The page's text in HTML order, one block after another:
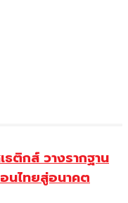
ธติกส์ วางรากฐาน
นไทยสู่อนาคต